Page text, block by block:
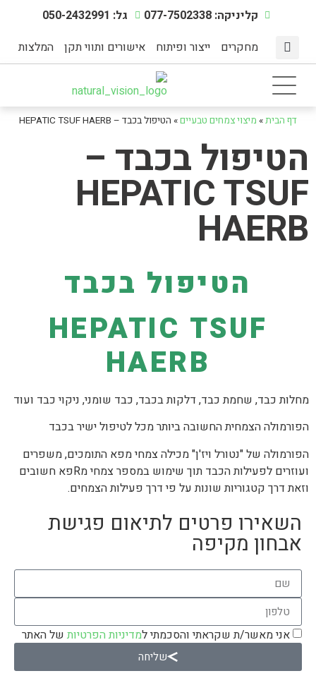
קליניקה: 077-7502338
גל: 050-2432991
מחקרים
ייצור ופיתוח אישורים ותווי תקן המלצות
דף הבית» מיצוי צמחים טבעיים» הטיפול בכבד – HEPATIC TSUF HAERB
הטיפול בכבד –
HEPATIC TSUF
HAERB
הטיפול בכבד
HEPATIC TSUF
HAERB
מחלות כבד, שחמת כבד, דלקות בכבד, כבד שומני, ניקוי כבד ועוד
הפורמולה הצמחית החשובה ביותר מכל לטיפול ישיר בכבד
הפורמולה של "נטורל ויז'ן" מכילה צמחי מפא התומכים, משפרים
ועוזרים לפעילות הכבד תוך שימוש במספר צמחי מRפא חשובים
וזאת דרך קטגוריות שונות על פי דרך פעילות הצמחים.
השאירו פרטים לתיאום פגישת
אבחון מקיפה
אני מאשר/ת שקראתי והסכמתי למדיניות הפרטיות של האתר
שליחה